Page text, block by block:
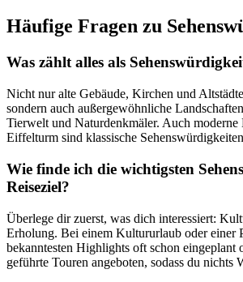
Häufige Fragen zu
Was zählt alles als
Nicht nur alte Gebäude, Kirchen und
sondern auch außergewöhnliche
Tierwelt und Naturdenkmäler. Auch
Eiffelturm sind klassische
Wie finde ich die wichtigsten
Reiseziel?
Überlege dir zuerst, was dich interessiert:
Erholung. Bei einem Kultururlaub oder einer
bekanntesten Highlights oft schon eingeplant
geführte Touren angeboten, sodass du nichts